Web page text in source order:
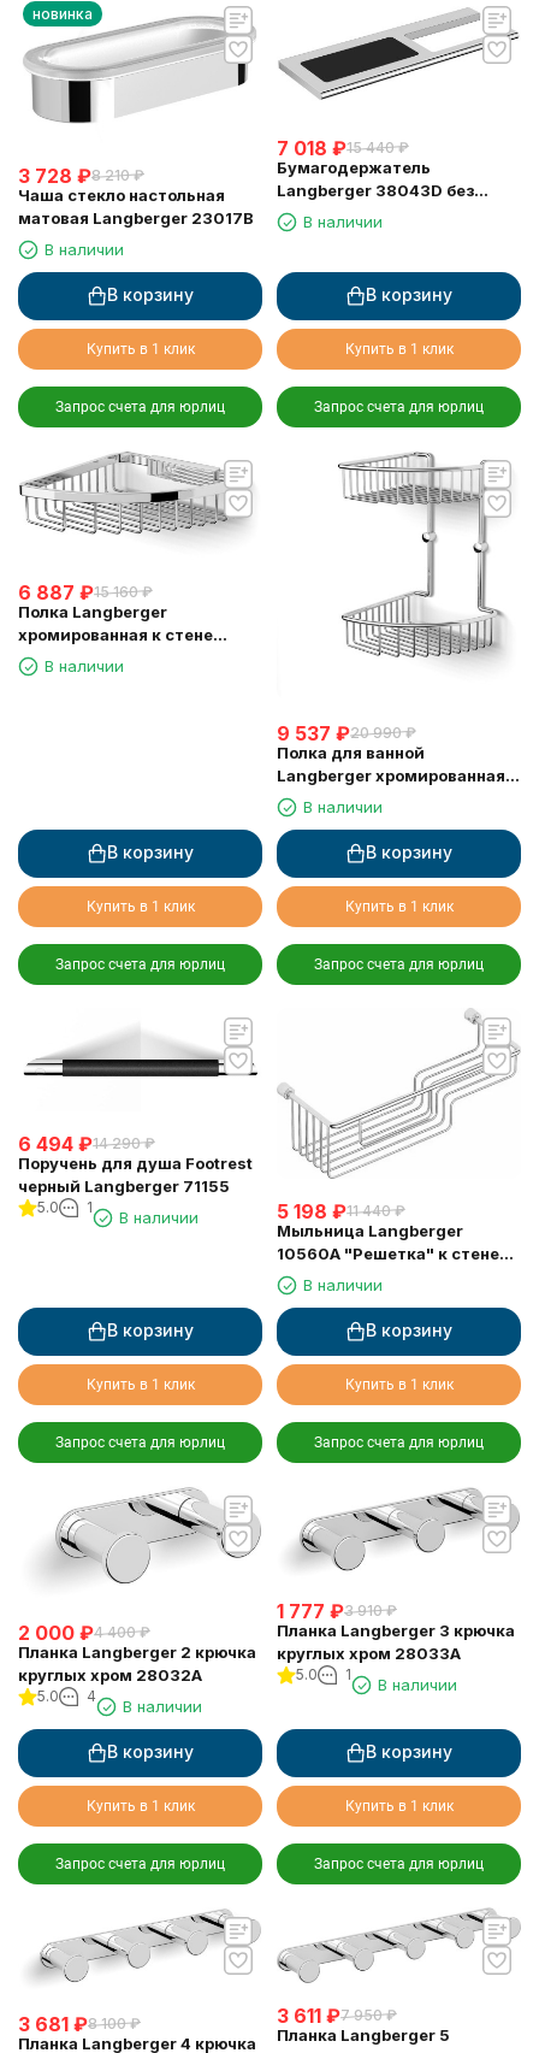
новинка
3 728 ₽8 210 ₽
Чаша стекло настольная
матовая Langberger 23017B
В наличии
В корзину
Купить в 1 клик
Запрос счета для юрлиц
7 018 ₽15 440 ₽
Бумагодержатель
Langberger 38043D без
крышки хром с полкой с
резиновым покрытием anti-
В наличии
В корзину
Купить в 1 клик
Запрос счета для юрлиц
6 887 ₽15 160 ₽
Полка Langberger
хромированная к стене
одноэтажная 72560
В наличии
В корзину
Купить в 1 клик
Запрос счета для юрлиц
9 537 ₽20 990 ₽
Полка для ванной
Langberger хромированная к
стене 2-х этажная 10860I
В наличии
В корзину
Купить в 1 клик
Запрос счета для юрлиц
6 494 ₽14 290 ₽
Поручень для душа Footrest
черный Langberger 71155
5.0 1
В наличии
В корзину
Купить в 1 клик
Запрос счета для юрлиц
5 198 ₽11 440 ₽
Мыльница Langberger
10560A "Решетка" к стене
двойная хромированная
В наличии
В корзину
Купить в 1 клик
Запрос счета для юрлиц
2 000 ₽4 400 ₽
Планка Langberger 2 крючка
круглых хром 28032A
5.0 4
В наличии
В корзину
Купить в 1 клик
Запрос счета для юрлиц
1 777 ₽3 910 ₽
Планка Langberger 3 крючка
круглых хром 28033A
5.0 1
В наличии
В корзину
Купить в 1 клик
Запрос счета для юрлиц
3 681 ₽8 100 ₽
Планка Langberger 4 крючка
3 611 ₽7 950 ₽
Планка Langberger 5